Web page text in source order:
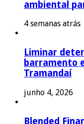
ambiental
4 semanas atrás
Liminar
barramento
Tramandaí
junho 4, 2026
Blended